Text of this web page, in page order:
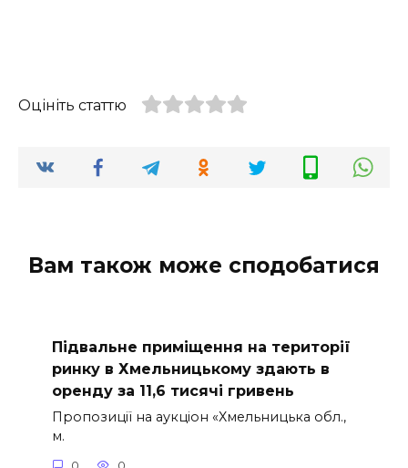
Оцініть статтю
Вам також може сподобатися
Підвальне приміщення на території
ринку в Хмельницькому здають в
оренду за 11,6 тисячі гривень
Пропозиції на аукціон «Хмельницька обл.,
м.